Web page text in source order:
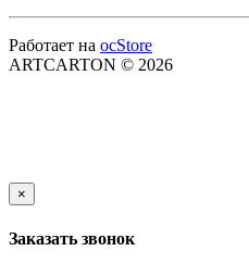
Работает на ocStore
ARTCARTON © 2026
×
Заказать звонок